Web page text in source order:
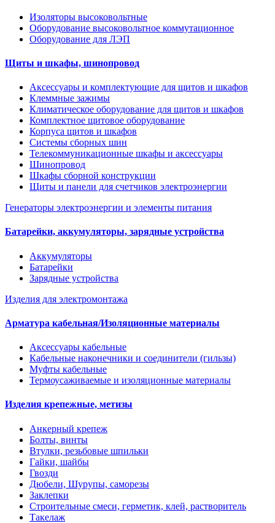
Изоляторы высоковольтные
Оборудование высоковольтное коммутационное
Оборудование для ЛЭП
Щиты и шкафы, шинопровод
Аксессуары и комплектующие для щитов и шкафов
Клеммные зажимы
Климатическое оборудование для щитов и шкафов
Комплектное щитовое оборудование
Корпуса щитов и шкафов
Системы сборных шин
Телекоммуникационные шкафы и аксессуары
Шинопровод
Шкафы сборной конструкции
Щиты и панели для счетчиков электроэнергии
Генераторы электроэнергии и элементы питания
Батарейки, аккумуляторы, зарядные устройства
Аккумуляторы
Батарейки
Зарядные устройства
Изделия для электромонтажа
Арматура кабельная/Изоляционные материалы
Аксессуары кабельные
Кабельные наконечники и соединители (гильзы)
Муфты кабельные
Термоусаживаемые и изоляционные материалы
Изделия крепежные, метизы
Анкерный крепеж
Болты, винты
Втулки, резьбовые шпильки
Гайки, шайбы
Гвозди
Дюбели, Шурупы, саморезы
Заклепки
Строительные смеси, герметик, клей, растворитель
Такелаж